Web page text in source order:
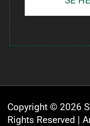
Copyright © 2026
Rights Reserved |